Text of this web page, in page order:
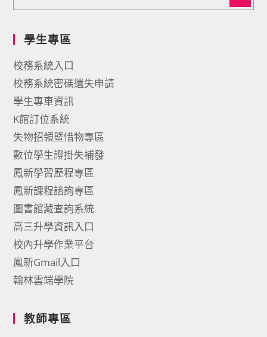
學生專區
校務系統入口
校務系統密碼遺失申請
學生專車資訊
K館訂位系統
失物招領暨惜物專區
數位學生證掛失補發
鳳新學習歷程專區
鳳新課程諮詢專區
圖書館藏查詢系統
高三升學資訊入口
校內升學作業平台
鳳新Gmail入口
翰林雲端學院
教師專區